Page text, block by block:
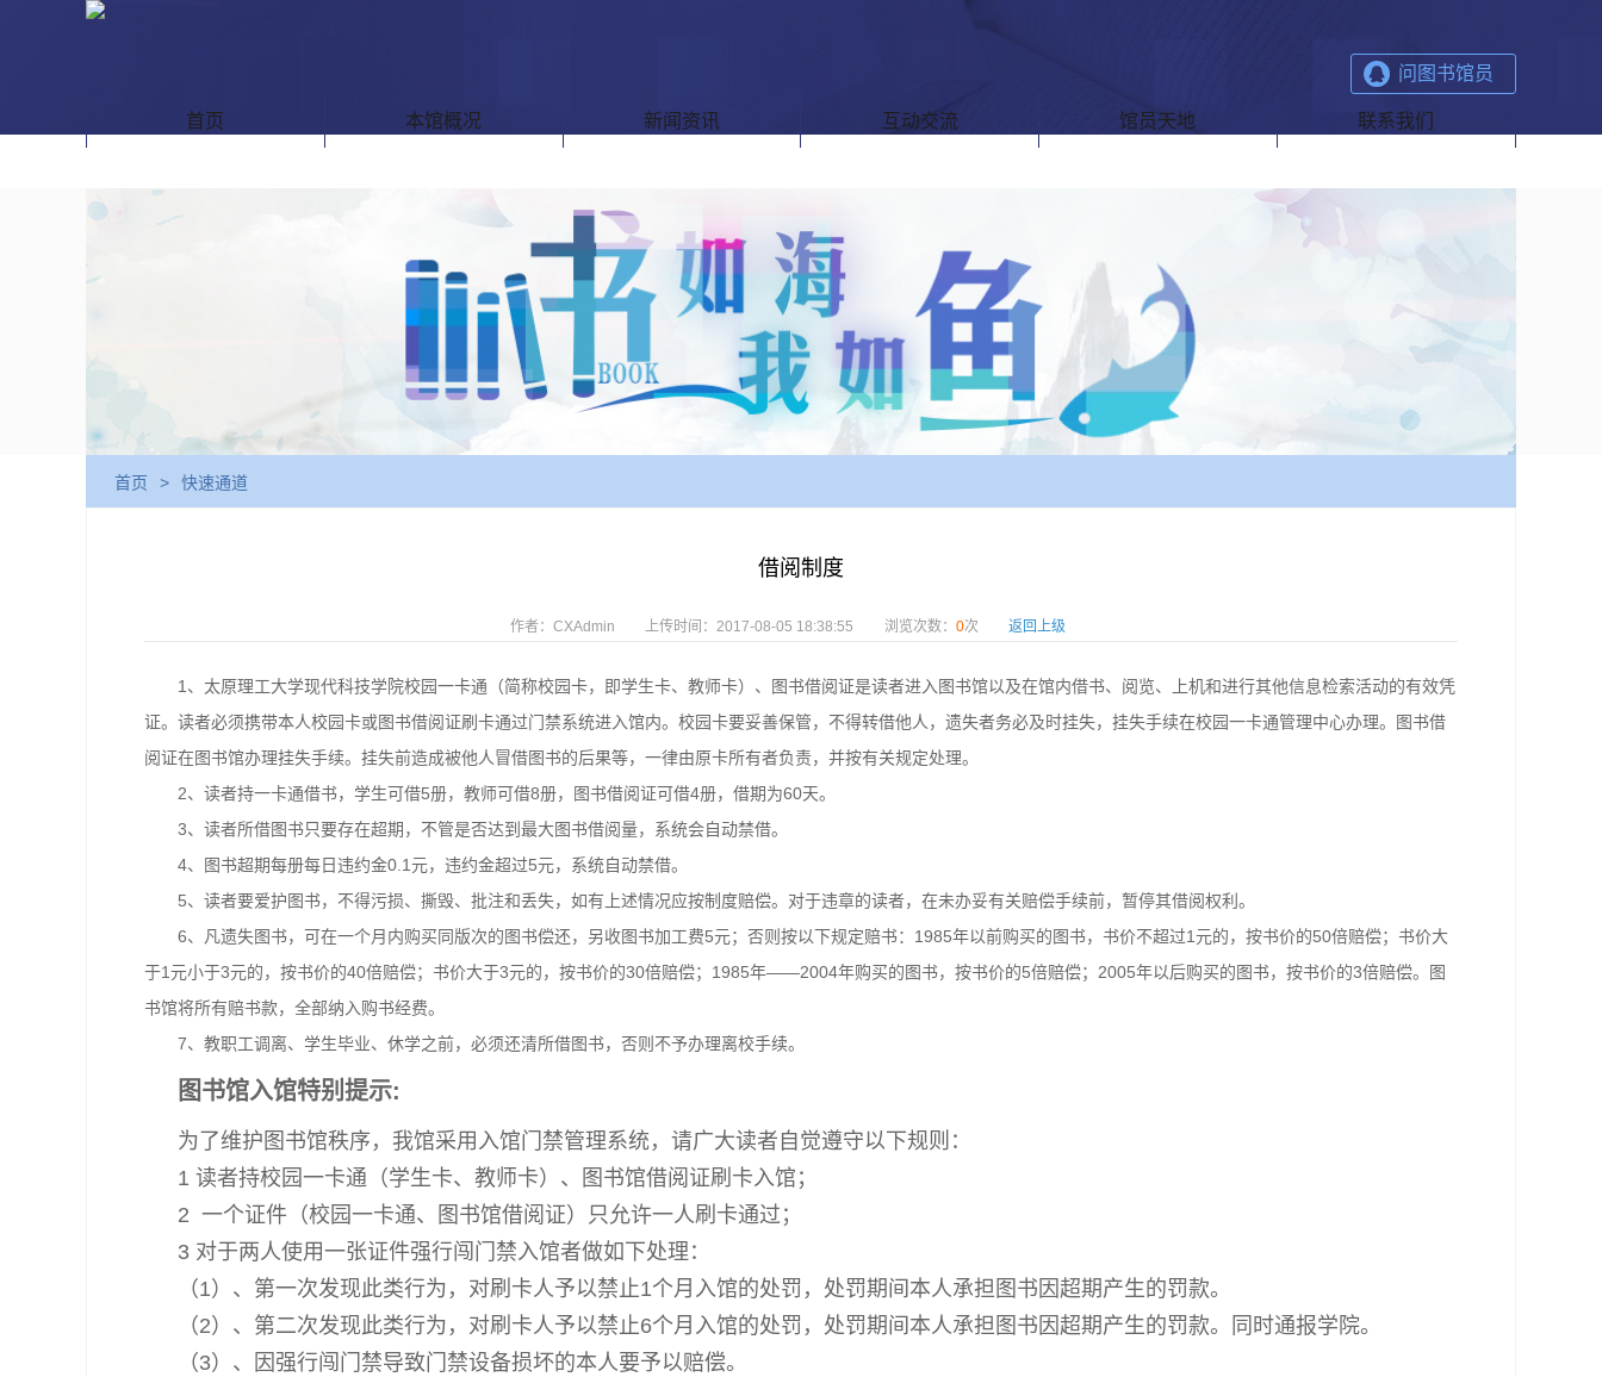
问图书馆员
首页 本馆概况 新闻资讯 互动交流 馆员天地 联系我们
首页 > 快速通道
借阅制度
作者：CXAdmin 上传时间：2017-08-05 18:38:55 浏览次数： 0次 返回上级
1、太原理工大学现代科技学院校园一卡通（简称校园卡，即学生卡、教师卡）、图书借阅证是读者进入图书馆以及在馆内借书、阅览、上机和进行其他信息检索活动的有效凭
证。读者必须携带本人校园卡或图书借阅证刷卡通过门禁系统进入馆内。校园卡要妥善保管，不得转借他人，遗失者务必及时挂失，挂失手续在校园一卡通管理中心办理。图书借
阅证在图书馆办理挂失手续。挂失前造成被他人冒借图书的后果等，一律由原卡所有者负责，并按有关规定处理。
2、读者持一卡通借书，学生可借5册，教师可借8册，图书借阅证可借4册，借期为60天。
3、读者所借图书只要存在超期，不管是否达到最大图书借阅量，系统会自动禁借。
4、图书超期每册每日违约金0.1元，违约金超过5元，系统自动禁借。
5、读者要爱护图书，不得污损、撕毁、批注和丢失，如有上述情况应按制度赔偿。对于违章的读者，在未办妥有关赔偿手续前，暂停其借阅权利。
6、凡遗失图书，可在一个月内购买同版次的图书偿还，另收图书加工费5元；否则按以下规定赔书：1985年以前购买的图书，书价不超过1元的，按书价的50倍赔偿；书价大
于1元小于3元的，按书价的40倍赔偿；书价大于3元的，按书价的30倍赔偿；1985年——2004年购买的图书，按书价的5倍赔偿；2005年以后购买的图书，按书价的3倍赔偿。图
书馆将所有赔书款，全部纳入购书经费。
7、教职工调离、学生毕业、休学之前，必须还清所借图书，否则不予办理离校手续。
图书馆入馆特别提示:
为了维护图书馆秩序，我馆采用入馆门禁管理系统，请广大读者自觉遵守以下规则：
1 读者持校园一卡通（学生卡、教师卡）、图书馆借阅证刷卡入馆；
2 一个证件（校园一卡通、图书馆借阅证）只允许一人刷卡通过；
3 对于两人使用一张证件强行闯门禁入馆者做如下处理：
（1）、第一次发现此类行为，对刷卡人予以禁止1个月入馆的处罚，处罚期间本人承担图书因超期产生的罚款。
（2）、第二次发现此类行为，对刷卡人予以禁止6个月入馆的处罚，处罚期间本人承担图书因超期产生的罚款。同时通报学院。
（3）、因强行闯门禁导致门禁设备损坏的本人要予以赔偿。